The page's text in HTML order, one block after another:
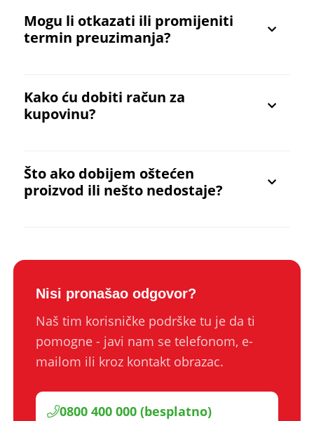
Mogu li otkazati ili promijeniti
termin preuzimanja?
Kako ću dobiti račun za
kupovinu?
Što ako dobijem oštećen
proizvod ili nešto nedostaje?
Nisi pronašao odgovor?
Naš tim korisničke podrške tu je da ti
pomogne - javi nam se telefonom, e-
mailom ili kroz kontakt obrazac.
0800 400 000 (besplatno)